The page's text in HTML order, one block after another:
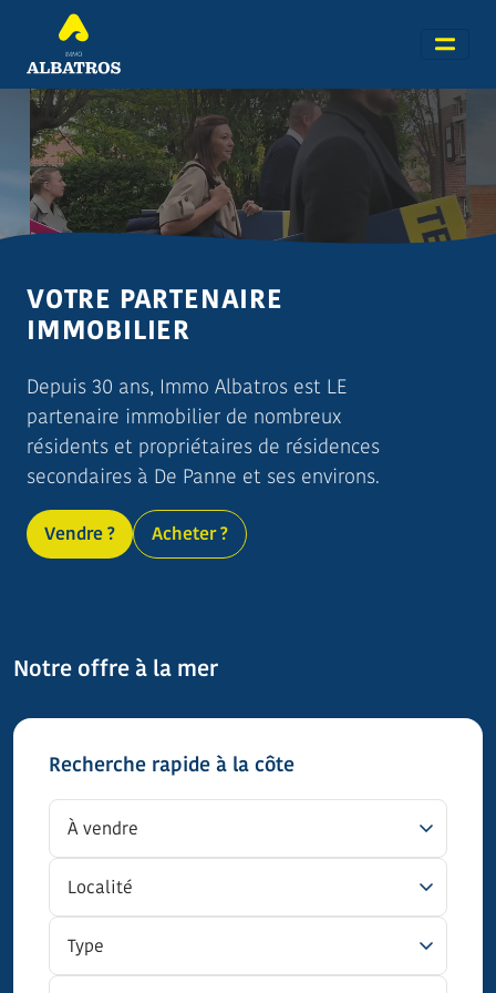
VOTRE PARTENAIRE
IMMOBILIER
Depuis 30 ans, Immo Albatros est LE
partenaire immobilier de nombreux
résidents et propriétaires de résidences
secondaires à De Panne et ses environs.
Vendre ? Acheter ?
Notre offre à la mer
Recherche rapide à la côte